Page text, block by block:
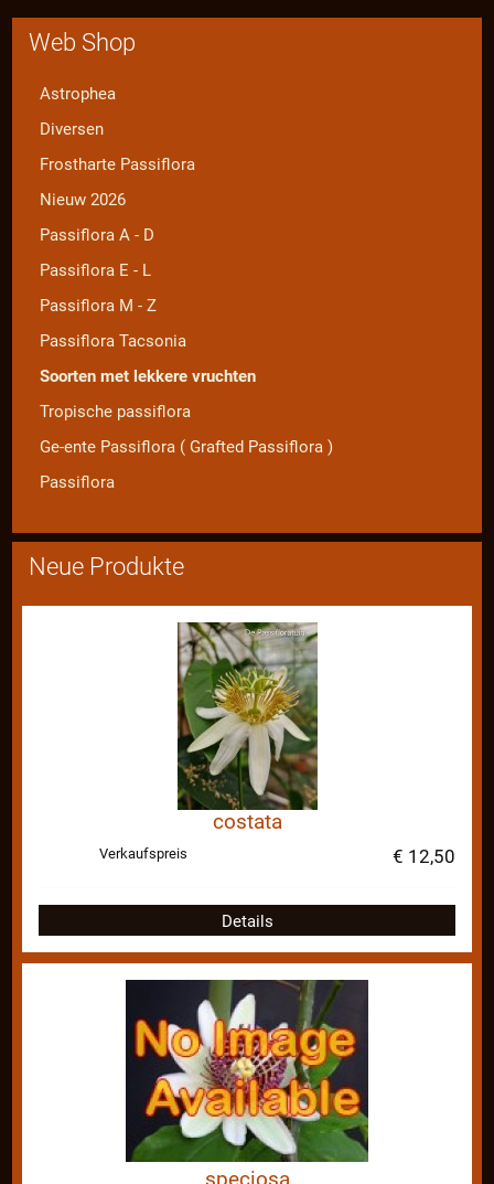
Web Shop
Astrophea
Diversen
Frostharte Passiflora
Nieuw 2026
Passiflora A - D
Passiflora E - L
Passiflora M - Z
Passiflora Tacsonia
Soorten met lekkere vruchten
Tropische passiflora
Ge-ente Passiflora ( Grafted Passiflora )
Passiflora
Neue Produkte
costata
Verkaufspreis € 12,50
Details
speciosa